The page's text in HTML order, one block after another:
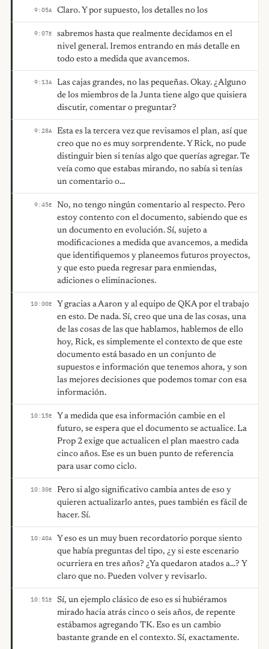
9:05A Claro. Y por supuesto, los detalles no los
9:07E
sabremos hasta que realmente decidamos en el
nivel general. Iremos entrando en más detalle en
todo esto a medida que avancemos.
9:13A
Las cajas grandes, no las pequeñas. Okay. ¿Alguno
de los miembros de la Junta tiene algo que quisiera
discutir, comentar o preguntar?
9:28A
Esta es la tercera vez que revisamos el plan, así que
creo que no es muy sorprendente. Y Rick, no pude
distinguir bien si tenías algo que querías agregar. Te
veía como que estabas mirando, no sabía si tenías
un comentario o...
9:45E
No, no tengo ningún comentario al respecto. Pero
estoy contento con el documento, sabiendo que es
un documento en evolución. Sí, sujeto a
modificaciones a medida que avancemos, a medida
que identifiquemos y planeemos futuros proyectos,
y que esto pueda regresar para enmiendas,
adiciones o eliminaciones.
10:00E
Y gracias a Aaron y al equipo de QKA por el trabajo
en esto. De nada. Sí, creo que una de las cosas, una
de las cosas de las que hablamos, hablemos de ello
hoy, Rick, es simplemente el contexto de que este
documento está basado en un conjunto de
supuestos e información que tenemos ahora, y son
las mejores decisiones que podemos tomar con esa
información.
10:15E
Y a medida que esa información cambie en el
futuro, se espera que el documento se actualice. La
Prop 2 exige que actualicen el plan maestro cada
cinco años. Ese es un buen punto de referencia
para usar como ciclo.
10:30E
Pero si algo significativo cambia antes de eso y
quieren actualizarlo antes, pues también es fácil de
hacer. Sí.
10:40A
Y eso es un muy buen recordatorio porque siento
que había preguntas del tipo, ¿y si este escenario
ocurriera en tres años? ¿Ya quedaron atados a...? Y
claro que no. Pueden volver y revisarlo.
10:51E
Sí, un ejemplo clásico de eso es si hubiéramos
mirado hacia atrás cinco o seis años, de repente
estábamos agregando TK. Eso es un cambio
bastante grande en el contexto. Sí, exactamente.